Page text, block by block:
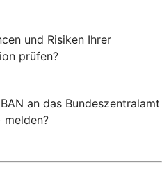
und Risiken Ihrer
prüfen?
an das Bundeszentralamt
melden?